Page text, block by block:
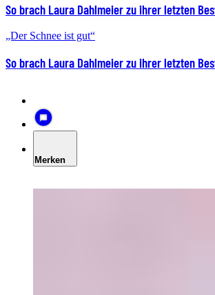
So brach Laura Dahlmeier zu ihrer letzten
„Der Schnee ist gut“
So brach Laura Dahlmeier zu ihrer letzten
Merken